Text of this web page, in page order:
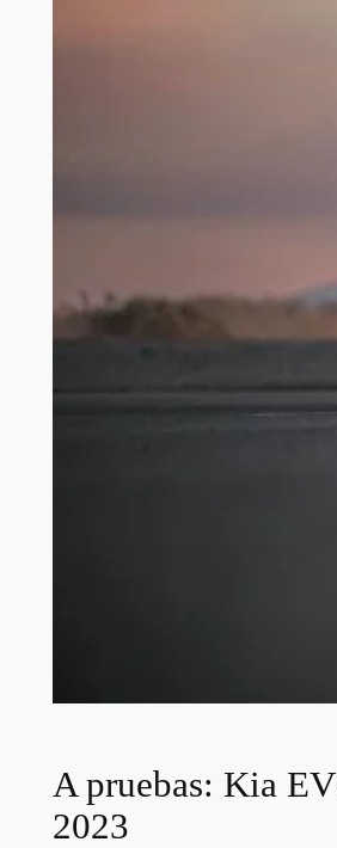
A pruebas: Kia
2023